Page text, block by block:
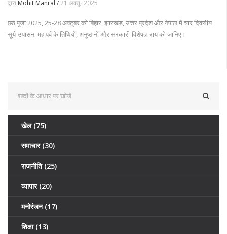
द्वारा Mohit Manral /21 अक्तू॰ 2025
छठ पूजा 2025, 25‑28 अक्टूबर को बिहार, झारखंड, उत्तर प्रदेश और नेपाल में चार दिवसीय
सूर्य‑उपासना महापर्व के तिथियों, अनुष्ठानों और सरकारी‑विशेषज्ञ राय को जानिए।
खेल (75)
समाचार (30)
राजनीति (25)
व्यापार (20)
मनोरंजन (17)
शिक्षा (13)